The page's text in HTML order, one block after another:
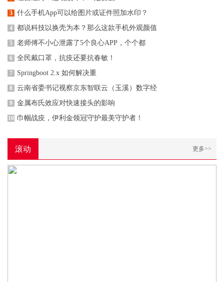
3 什么手机App可以给图片或证件照加水印？
4 都说科技以换壳为本？那么这款手机外观颜值
5 老师傅不小心泄露了5个良心APP，个个都
6 全民戴口罩，抗疫还要抗春敏！
7 Springboot 2.x 如何解决重
8 云南省委书记视察京东智联云（玉溪）数字经
9 金属布氏效应对快速接头的影响
10 巾帼战疫，伊利金领冠守护最美守护者！
滚动 更多>>